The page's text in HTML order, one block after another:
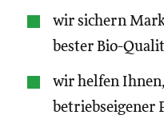
wir sichern
bester Bio-
wir helfen
betriebseigener